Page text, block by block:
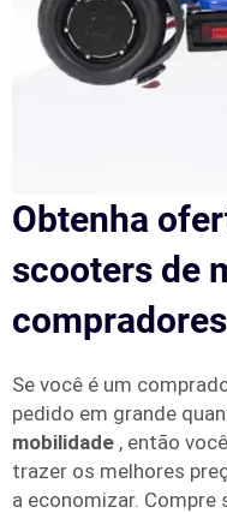
Obtenha
scooters de
Se você é um
pedido em grande
mobilidade , então
trazer os melhores
a economizar.